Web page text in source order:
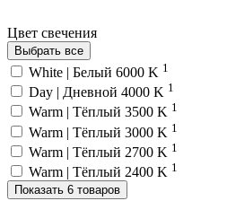
Цвет свечения
Выбрать все
White | Белый 6000 K 1
Day | Дневной 4000 K 1
Warm | Тёплый 3500 K 1
Warm | Тёплый 3000 K 1
Warm | Тёплый 2700 K 1
Warm | Тёплый 2400 K 1
Показать 6 товаров